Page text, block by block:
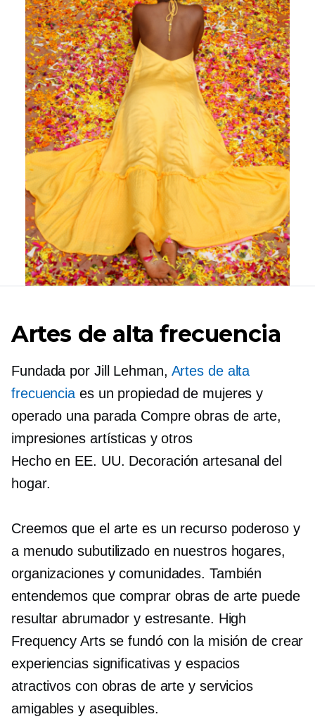
Artes de alta frecuencia
Fundada por Jill Lehman, Artes de alta
frecuencia es un propiedad de mujeres y
operado una parada Compre obras de arte,
impresiones artísticas y otros
Hecho en EE. UU. Decoración artesanal del
hogar.
Creemos que el arte es un recurso poderoso y
a menudo subutilizado en nuestros hogares,
organizaciones y comunidades. También
entendemos que comprar obras de arte puede
resultar abrumador y estresante. High
Frequency Arts se fundó con la misión de crear
experiencias significativas y espacios
atractivos con obras de arte y servicios
amigables y asequibles.